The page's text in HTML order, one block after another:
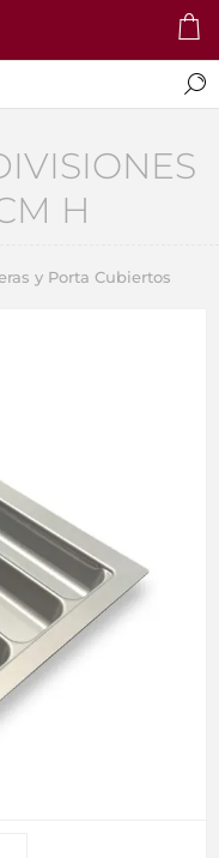
H
y Porta Cubiertos